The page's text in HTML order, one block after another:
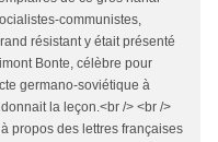
communistes,
résistant y était présenté
Bonte, célèbre pour
germano-soviétique à
la leçon.<br /> <br />
propos des lettres françaises